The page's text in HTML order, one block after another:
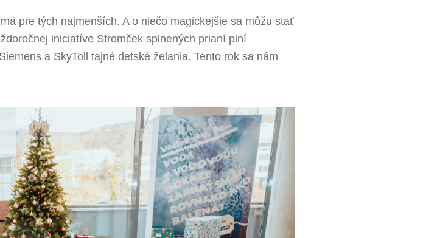
pre tých najmenších. A o niečo magickejšie sa môžu stať
iniciatíve Stromček splnených prianí plní
a SkyToll tajné detské želania. Tento rok sa nám